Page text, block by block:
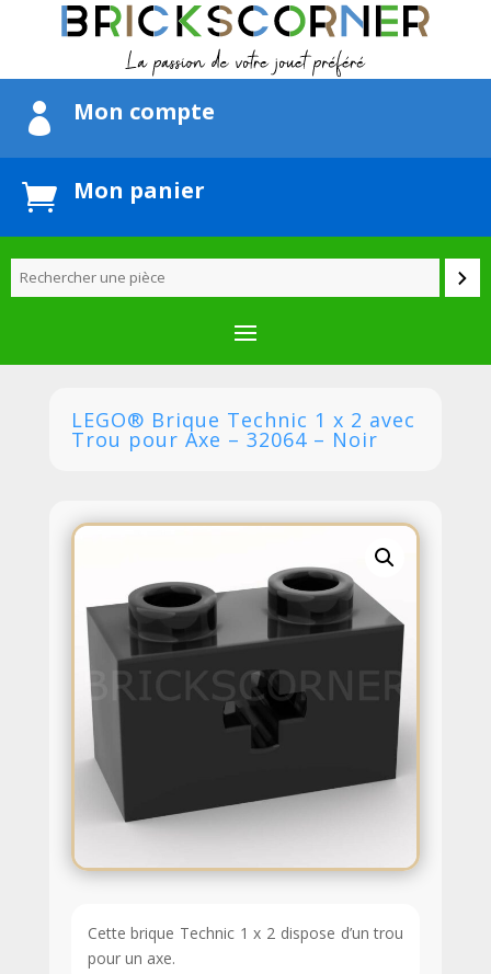
 Mon compte
 Mon panier
LEGO® Brique Technic 1 x 2 avec
Trou pour Axe – 32064 – Noir
Cette brique Technic 1 x 2 dispose d’un trou
pour un axe.